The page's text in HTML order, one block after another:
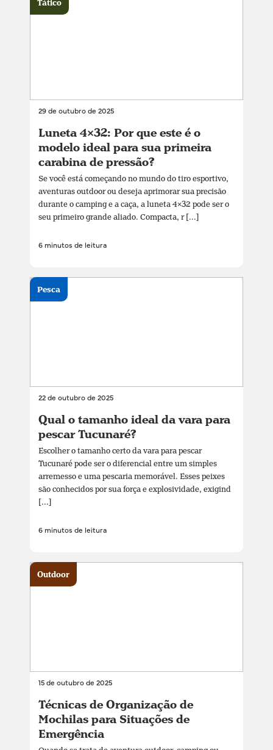
29 de outubro de 2025
Luneta 4×32: Por que este é o
modelo ideal para sua primeira
carabina de pressão?
Se você está começando no mundo do tiro esportivo,
aventuras outdoor ou deseja aprimorar sua precisão
durante o camping e a caça, a luneta 4×32 pode ser o
seu primeiro grande aliado. Compacta, r [...]
6 minutos de leitura
Tático
22 de outubro de 2025
Qual o tamanho ideal da vara para
pescar Tucunaré?
Escolher o tamanho certo da vara para pescar
Tucunaré pode ser o diferencial entre um simples
arremesso e uma pescaria memorável. Esses peixes
são conhecidos por sua força e explosividade, exigind
[...]
6 minutos de leitura
Pesca
15 de outubro de 2025
Técnicas de Organização de
Mochilas para Situações de
Emergência
Outdoor